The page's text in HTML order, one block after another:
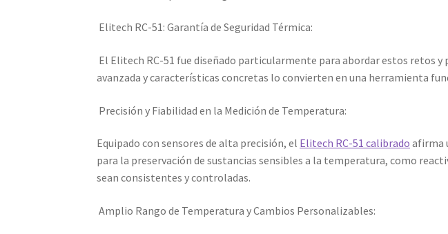
Elitech RC-51: Garantía de Seguridad Térmica:
El Elitech RC-51 fue diseñado particularmente para abordar estos retos
avanzada y características concretas lo convierten en una herramienta
Precisión y Fiabilidad en la Medición de Temperatura:
Equipado con sensores de alta precisión, el Elitech RC-51 calibrado afirma
para la preservación de sustancias sensibles a la temperatura, como
sean consistentes y controladas.
Amplio Rango de Temperatura y Cambios Personalizables: